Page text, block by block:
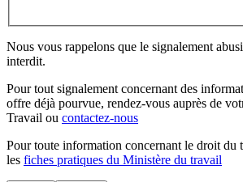
Nous vous rappelons que le signalement
interdit.
Pour tout signalement concernant des
offre déjà pourvue, rendez-vous auprès de
Travail ou contactez-nous
Pour toute information concernant le droit du
les fiches pratiques du Ministère du travail